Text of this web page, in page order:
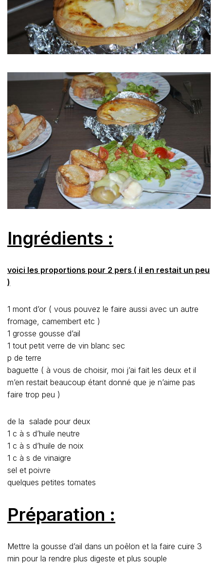
Ingrédients :
voici les proportions pour 2 pers ( il en restait un peu
)
1 mont d’or ( vous pouvez le faire aussi avec un autre
fromage, camembert etc )
1 grosse gousse d’ail
1 tout petit verre de vin blanc sec
p de terre
baguette ( à vous de choisir, moi j’ai fait les deux et il
m’en restait beaucoup étant donné que je n’aime pas
faire trop peu )
de la salade pour deux
1 c à s d’huile neutre
1 c à s d’huile de noix
1 c à s de vinaigre
sel et poivre
quelques petites tomates
Préparation :
Mettre la gousse d’ail dans un poêlon et la faire cuire 3
min pour la rendre plus digeste et plus souple